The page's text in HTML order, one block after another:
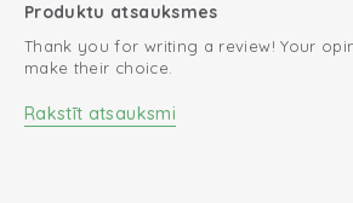
Produktu atsauksmes
Thank you for writing a review! Your
make their choice.
Rakstīt atsauksmi